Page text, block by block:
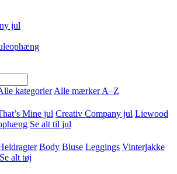
jul
kategorier Alle mærker A–Z
Mine jul Creativ Company jul Liewood
Se alt til jul
Body Bluse Leggings Vinterjakke
Se alt tøj